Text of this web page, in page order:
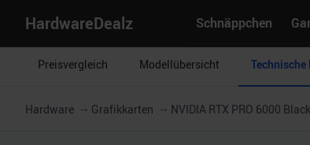
HardwareDealz Schnäppchen
Preisvergleich Modellübersicht Technische
Hardware Grafikkarten NVIDIA RTX PRO 6000